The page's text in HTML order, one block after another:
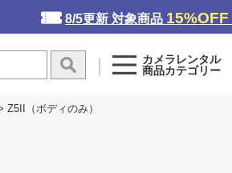
8/5更新 対象商品 15%OFF
カメラレンタル
商品カテゴリー
Z5II（ボディのみ）